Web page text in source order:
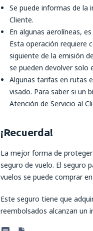
Se puede informas de la
Cliente.
En algunas aerolíneas,
Esta operación requiere
siguiente de la emisión
se pueden devolver solo
Algunas tarifas en rutas
visado. Para saber si un
Atención de Servicio al
¡Recuerda!
La mejor forma de
seguro de vuelo. El seguro
vuelos se puede comprar
Este seguro tiene que
reembolsados alcanzan un